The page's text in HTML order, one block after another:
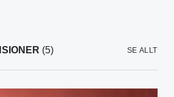
(5) SE ALLT